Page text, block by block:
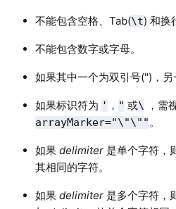
不能包含空格、Tab(\t) 和换
不能包含数字或字母。
如果其中一个为双引号(")，另
如果标识符为 ' ， " 或\ ，需
arrayMarker="\"\"" 。
如果 delimiter 是单个字符，
其相同的字符。
如果 delimiter 是多个字符，